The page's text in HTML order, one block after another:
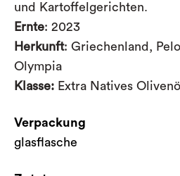
und Kartoffelgerichten.
Ernte: 2023
Herkunft: Griechenland,
Olympia
Klasse: Extra Natives Olivenöl
Verpackung
glasflasche